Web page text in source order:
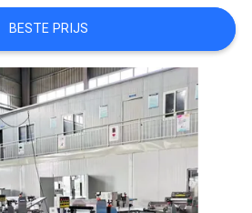
BESTE PRIJS